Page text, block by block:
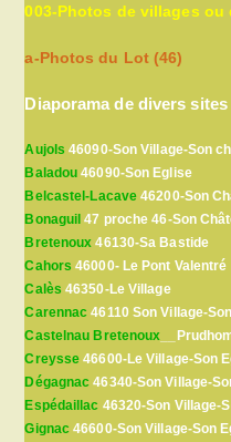
003-Photos de villages ou
a-Photos du Lot (46)
Diaporama de divers
Aujols 46090-Son Village-Son
Baladou 46090-Son Eglise
Belcastel-Lacave 46200-Son
Bonaguil 47 proche 46-Son
Bretenoux 46130-Sa Bastide
Cahors 46000- Le Pont Valentré
Calès 46350-Le Village
Carennac 46110 Son Village-
Castelnau Bretenoux
Creysse 46600-Le Village-Son
Dégagnac 46340-Son Village-
Espédaillac 46320-Son Village-
Gignac 46600-Son Village-Son